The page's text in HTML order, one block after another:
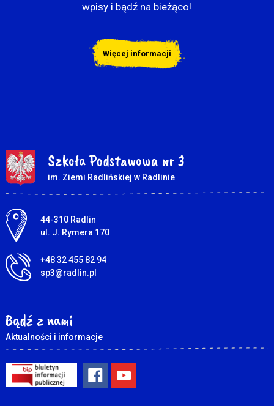
wpisy i bądź na bieżąco!
Więcej informacji
Szkoła Podstawowa nr 3
im. Ziemi Radlińskiej w Radlinie
Adres pocztowy:
44-310 Radlin
ul. J. Rymera 170
+48 32 455 82 94
sp3@radlin.pl
Bądź z nami
Aktualności i informacje